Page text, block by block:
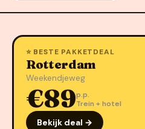
⭐ BESTE PAKKETDEAL
Rotterdam
Weekendjeweg
€89p.p.
Trein + hotel
Bekijk deal →